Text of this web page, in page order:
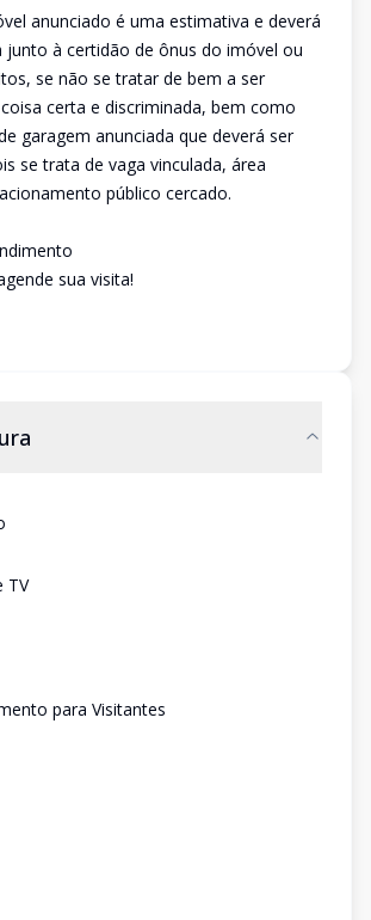
anunciado é uma estimativa e deverá
junto à certidão de ônus do imóvel ou
se não se tratar de bem a ser
certa e discriminada, bem como
garagem anunciada que deverá ser
se trata de vaga vinculada, área
público cercado.
sua visita!
TV
para Visitantes